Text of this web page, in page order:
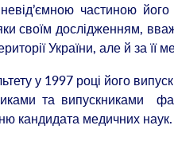
частиною його
своїм дослідженням,
України, але й за її
у 1997 році його
та випускниками
кандидата медичних наук.